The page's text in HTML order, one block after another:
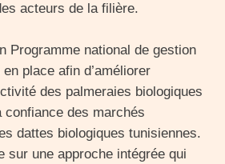
acteurs de la filière.
Programme national de gestion
place afin d’améliorer
des palmeraies biologiques
des marchés
dattes biologiques tunisiennes.
sur une approche intégrée qui